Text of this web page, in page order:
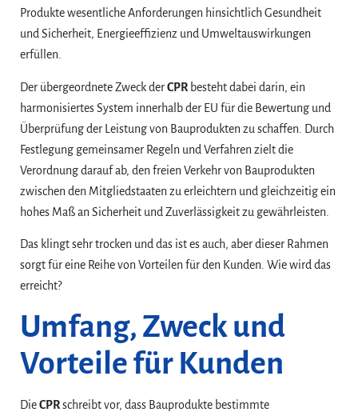
Produkte wesentliche Anforderungen hinsichtlich Gesundheit
und Sicherheit, Energieeffizienz und Umweltauswirkungen
erfüllen.
Der übergeordnete Zweck derCPR besteht dabei darin, ein
harmonisiertes System innerhalb der EU für die Bewertung und
Überprüfung der Leistung von Bauprodukten zu schaffen. Durch
Festlegung gemeinsamer Regeln und Verfahren zielt die
Verordnung darauf ab, den freien Verkehr von Bauprodukten
zwischen den Mitgliedstaaten zu erleichtern und gleichzeitig ein
hohes Maß an Sicherheit und Zuverlässigkeit zu gewährleisten.
Das klingt sehr trocken und das ist es auch, aber dieser Rahmen
sorgt für eine Reihe von Vorteilen für den Kunden. Wie wird das
erreicht?
Umfang, Zweck und
Vorteile für Kunden
DieCPRschreibt vor, dass Bauprodukte bestimmte